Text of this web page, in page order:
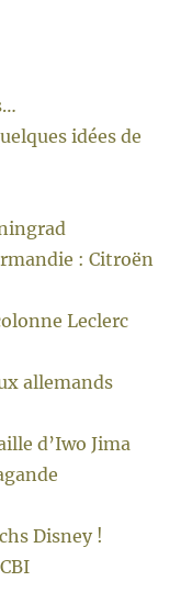
idées de
: Citroën
Leclerc
allemands
d’Iwo Jima
Disney !